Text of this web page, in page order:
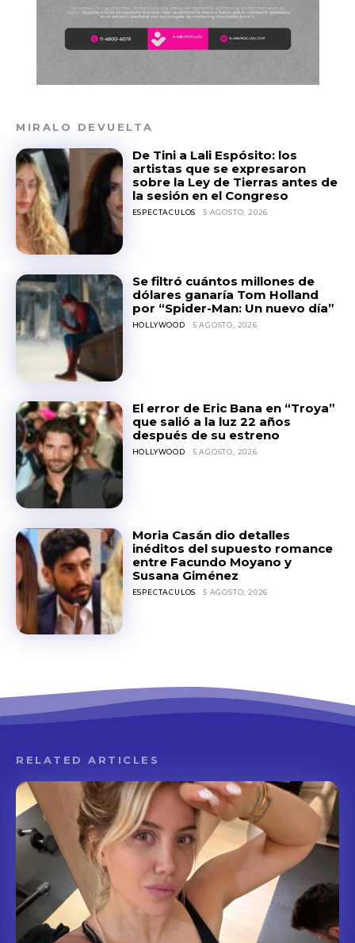
MIRALO DEVUELTA
De Tini a Lali Espósito: los
artistas que se expresaron
sobre la Ley de Tierras antes de
la sesión en el Congreso
ESPECTACULOS 5 AGOSTO, 2026
Se filtró cuántos millones de
dólares ganaría Tom Holland
por “Spider-Man: Un nuevo día”
HOLLYWOOD 5 AGOSTO, 2026
El error de Eric Bana en “Troya”
que salió a la luz 22 años
después de su estreno
HOLLYWOOD 5 AGOSTO, 2026
Moria Casán dio detalles
inéditos del supuesto romance
entre Facundo Moyano y
Susana Giménez
ESPECTACULOS 5 AGOSTO, 2026
RELATED ARTICLES